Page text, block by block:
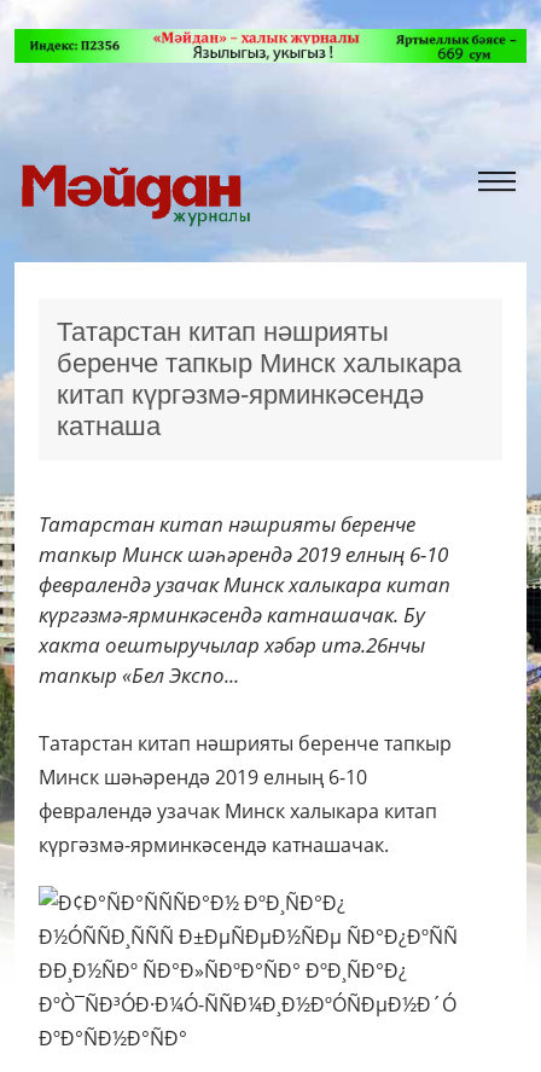
Татарстан китап нәшрияты
беренче тапкыр Минск халыкара
китап күргәзмә-ярминкәсендә
катнаша
Татарстан китап нәшрияты беренче
тапкыр Минск шәһәрендә 2019 елның 6-10
февралендә узачак Минск халыкара китап
күргәзмә-ярминкәсендә катнашачак. Бу
хакта оештыручылар хәбәр итә.26нчы
тапкыр «Бел Экспо...
Татарстан китап нәшрияты беренче тапкыр
Минск шәһәрендә 2019 елның 6-10
февралендә узачак Минск халыкара китап
күргәзмә-ярминкәсендә катнашачак.